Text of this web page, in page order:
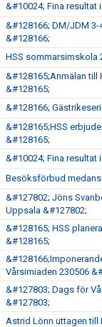
&#10024; Fina resultat
&#128166; DM/JDM
&#128166;
HSS sommarsimskola
&#128165;Anmälan till
&#128165;
&#128166;
&#128165;HSS
&#128165;
&#10024; Fina resultat
Besöksförbud
&#127802; Jöns
Uppsala &#127802;
&#128165; HSS
&#128165;
Vårsimiaden 230506
&#127803; Dags för
&#127803;
Astrid Lönn uttagen